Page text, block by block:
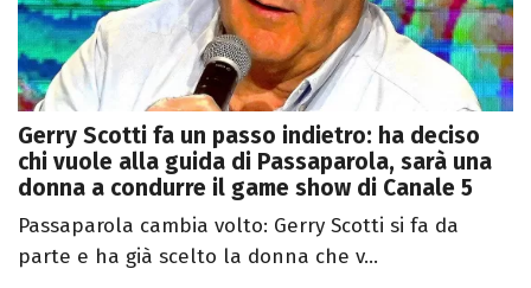
Gerry Scotti fa un passo indietro: ha deciso
chi vuole alla guida di Passaparola, sarà una
donna a condurre il game show di Canale 5
Passaparola cambia volto: Gerry Scotti si fa da
parte e ha già scelto la donna che v...